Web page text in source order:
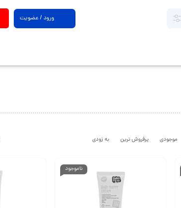
ورود / عضویت
موجودی پرفروش ترین به زودی
ناموجود